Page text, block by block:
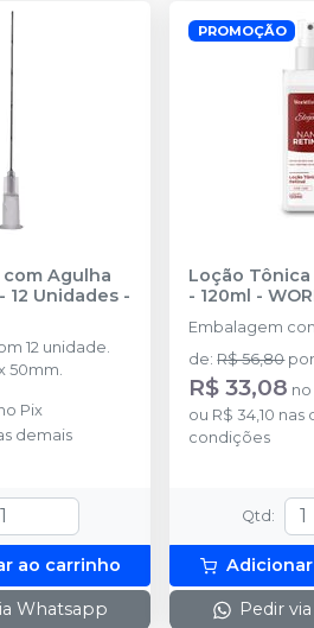
Agulha
12 Unidades -
12 unidade.
50mm.
Pix
demais
ao carrinho
Whatsapp
PROMOÇÃO
Loção
- 120ml -
Embalagem
de:R$ 56,80 por
R$ 33,08 no
ou R$ 34,10 nas
condições
Qtd :
Pedir